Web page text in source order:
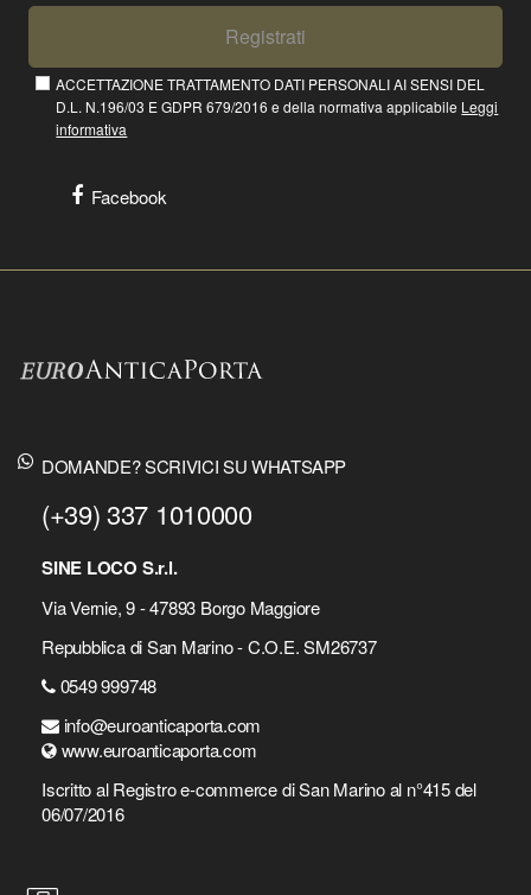
Registrati
ACCETTAZIONE TRATTAMENTO DATI PERSONALI AI SENSI DEL
D.L. N.196/03 E GDPR 679/2016 e della normativa applicabile Leggi
informativa
Facebook
DOMANDE? SCRIVICI SU WHATSAPP
(+39) 337 1010000
SINE LOCO S.r.l.
Via Vernie, 9 - 47893 Borgo Maggiore
Repubblica di San Marino - C.O.E. SM26737
0549 999748
info@euroanticaporta.com
www.euroanticaporta.com
Iscritto al Registro e-commerce di San Marino al n°415 del
06/07/2016